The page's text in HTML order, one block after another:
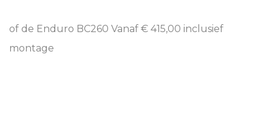
of de Enduro BC260 Vanaf € 415,00 inclusief
montage